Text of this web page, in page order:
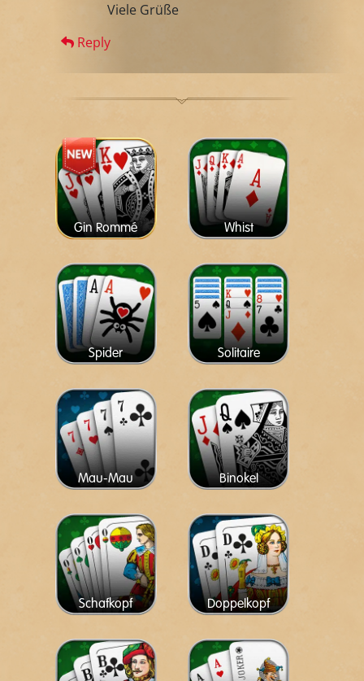
Viele Grüße
Reply
Gin Rommé Whist
Spider Solitaire
Mau-Mau Binokel
Schafkopf Doppelkopf